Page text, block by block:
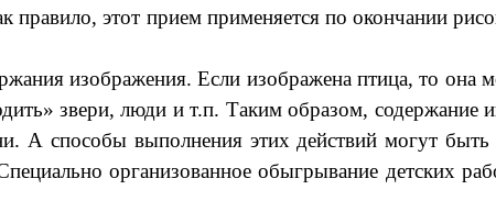
правило, этот прием применяется по окончании
изображения. Если изображена птица, то она
звери, люди и т.п. Таким образом, содержание
А способы выполнения этих действий могут
организованное обыгрывание детских